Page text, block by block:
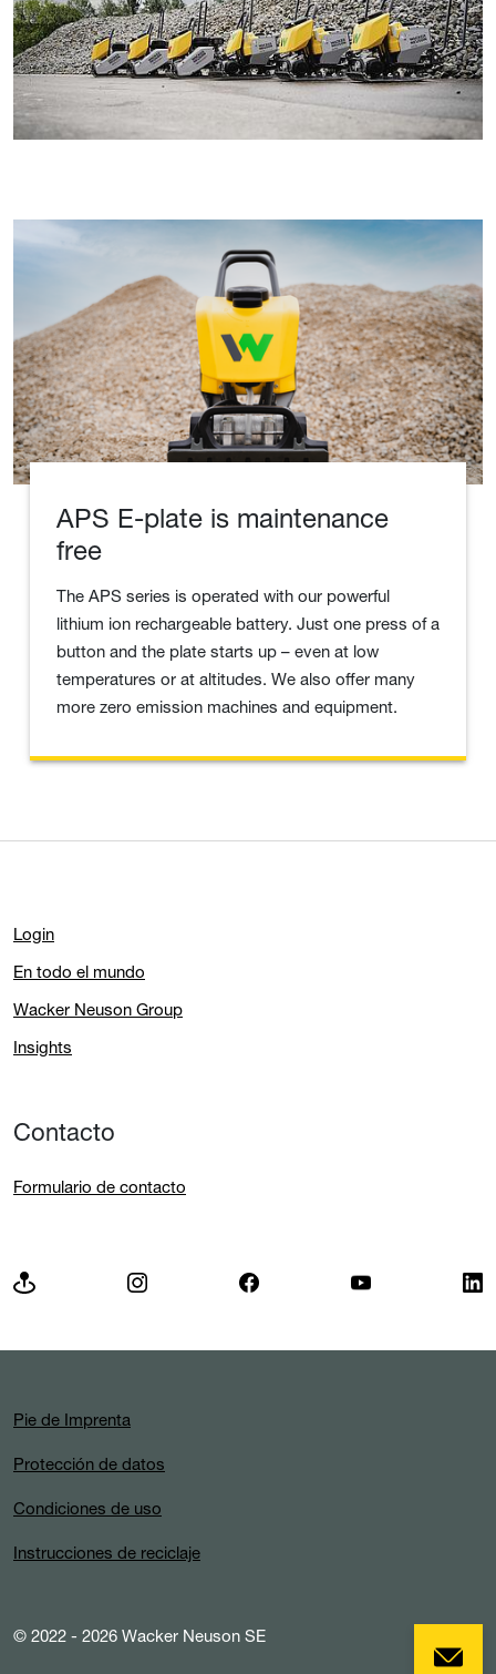
APS E-plate is maintenance
free
The APS series is operated with our powerful
lithium ion rechargeable battery. Just one press of a
button and the plate starts up – even at low
temperatures or at altitudes. We also offer many
more zero emission machines and equipment.
Login
En todo el mundo
Wacker Neuson Group
Insights
Contacto
Formulario de contacto
Pie de Imprenta
Protección de datos
Condiciones de uso
Instrucciones de reciclaje
© 2022 - 2026 Wacker Neuson SE